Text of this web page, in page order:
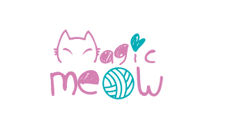
Перейти
до
навігації
Перейти
до
контенту